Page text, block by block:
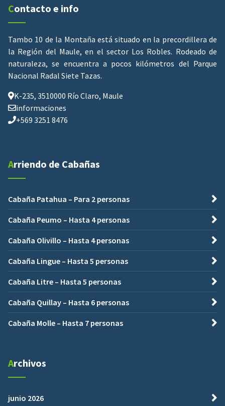
Contacto e info
Tambo 10 de la Montaña está situado en la precordillera de
la Región del Maule, en el sector Los Robles. Rodeado de
naturaleza, se encuentra a pocos kilómetros del Parque
Nacional Radal Siete Tazas.
K-235, 3510000 Río Claro, Maule
informaciones
+569 3251 8476
Arriendo de Cabañas
Cabaña Patahua – Para 2 personas
Cabaña Peumo – Hasta 4 personas
Cabaña Olivillo – Hasta 4 personas
Cabaña Lingue – Hasta 5 personas
Cabaña Litre – Hasta 5 personas
Cabaña Quillay – Hasta 6 personas
Cabaña Molle – Hasta 7 personas
Archivos
junio 2026